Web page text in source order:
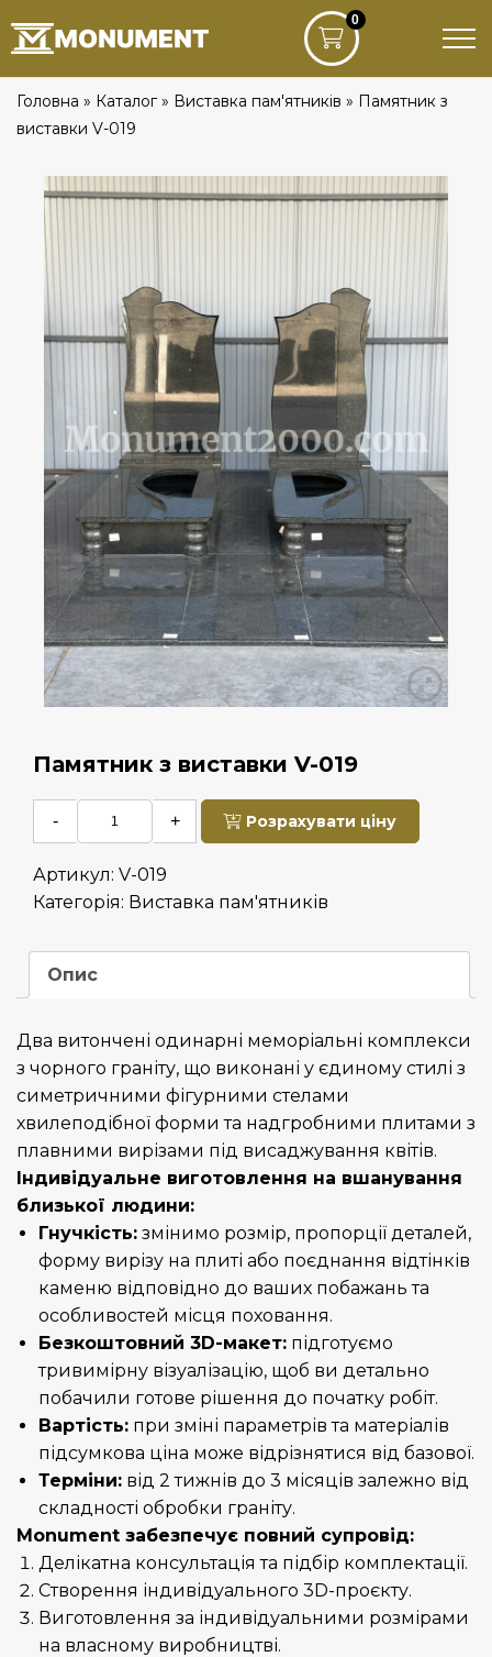
0
Головна » Каталог» Виставка пам'ятників » Памятник з
виставки V-019
Памятник з виставки V-019
- + Розрахувати ціну
Артикул: V-019
Категорія: Виставка пам'ятників
Опис
Два витончені одинарні меморіальні комплекси
з чорного граніту, що виконані у єдиному стилі з
симетричними фігурними стелами
хвилеподібної форми та надгробними плитами з
плавними вирізами під висаджування квітів.
Індивідуальне виготовлення на вшанування
близької людини:
Гнучкість: змінимо розмір, пропорції деталей,
форму вирізу на плиті або поєднання відтінків
каменю відповідно до ваших побажань та
особливостей місця поховання.
Безкоштовний 3D-макет: підготуємо
тривимірну візуалізацію, щоб ви детально
побачили готове рішення до початку робіт.
Вартість: при зміні параметрів та матеріалів
підсумкова ціна може відрізнятися від базової.
Терміни: від 2 тижнів до 3 місяців залежно від
складності обробки граніту.
Monument забезпечує повний супровід:
Делікатна консультація та підбір комплектації.
Створення індивідуального 3D-проєкту.
Виготовлення за індивідуальними розмірами
на власному виробництві.